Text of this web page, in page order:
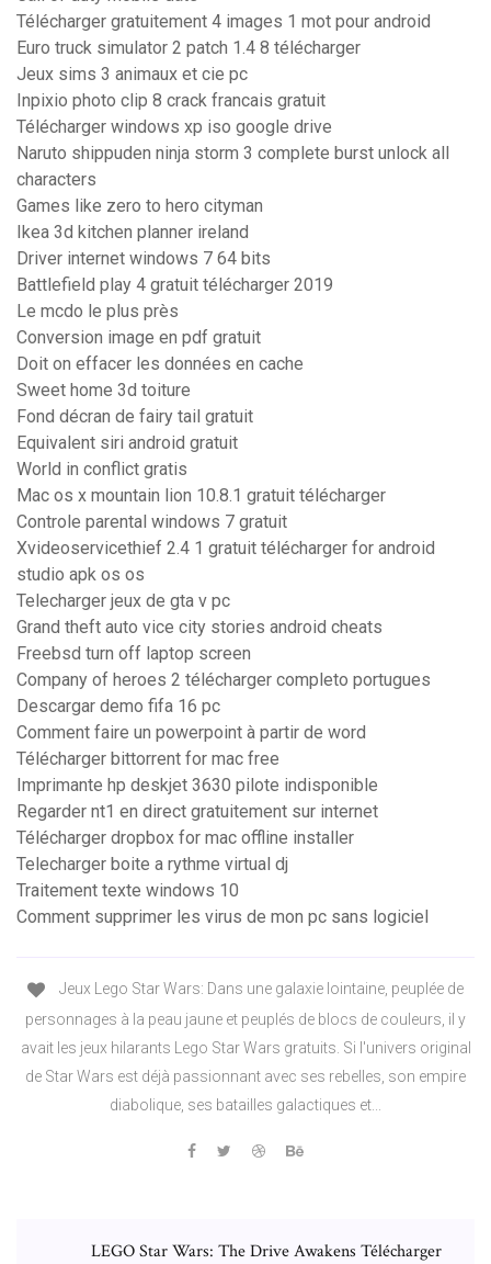
Télécharger gratuitement 4 images 1 mot pour android
Euro truck simulator 2 patch 1.4 8 télécharger
Jeux sims 3 animaux et cie pc
Inpixio photo clip 8 crack francais gratuit
Télécharger windows xp iso google drive
Naruto shippuden ninja storm 3 complete burst unlock all
characters
Games like zero to hero cityman
Ikea 3d kitchen planner ireland
Driver internet windows 7 64 bits
Battlefield play 4 gratuit télécharger 2019
Le mcdo le plus près
Conversion image en pdf gratuit
Doit on effacer les données en cache
Sweet home 3d toiture
Fond décran de fairy tail gratuit
Equivalent siri android gratuit
World in conflict gratis
Mac os x mountain lion 10.8.1 gratuit télécharger
Controle parental windows 7 gratuit
Xvideoservicethief 2.4 1 gratuit télécharger for android
studio apk os os
Telecharger jeux de gta v pc
Grand theft auto vice city stories android cheats
Freebsd turn off laptop screen
Company of heroes 2 télécharger completo portugues
Descargar demo fifa 16 pc
Comment faire un powerpoint à partir de word
Télécharger bittorrent for mac free
Imprimante hp deskjet 3630 pilote indisponible
Regarder nt1 en direct gratuitement sur internet
Télécharger dropbox for mac offline installer
Telecharger boite a rythme virtual dj
Traitement texte windows 10
Comment supprimer les virus de mon pc sans logiciel
Jeux Lego Star Wars: Dans une galaxie lointaine, peuplée de
personnages à la peau jaune et peuplés de blocs de couleurs, il y
avait les jeux hilarants Lego Star Wars gratuits. Si l'univers original
de Star Wars est déjà passionnant avec ses rebelles, son empire
diabolique, ses batailles galactiques et...
LEGO Star Wars: The Drive Awakens Télécharger